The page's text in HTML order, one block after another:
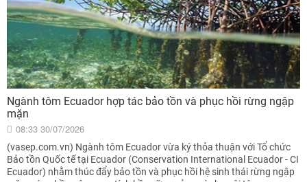
Ngành tôm Ecuador hợp tác bảo tồn và phục hồi rừng ngập
mặn
08:33 30/07/2026
(vasep.com.vn) Ngành tôm Ecuador vừa ký thỏa thuận với Tổ chức
Bảo tồn Quốc tế tại Ecuador (Conservation International Ecuador - CI
Ecuador) nhằm thúc đẩy bảo tồn và phục hồi hệ sinh thái rừng ngập